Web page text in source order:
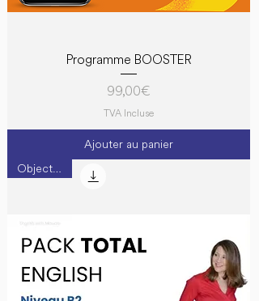
Programme BOOSTER
Prix
99,00 €
TVA Incluse
Ajouter au panier
Objectif B2